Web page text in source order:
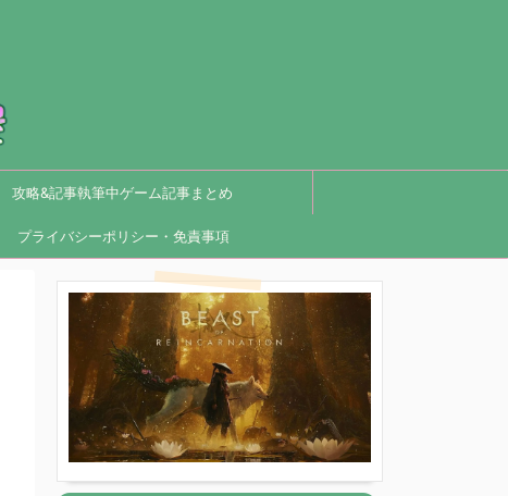
攻略&記事執筆中ゲーム記事まとめ
プライバシーポリシー・免責事項